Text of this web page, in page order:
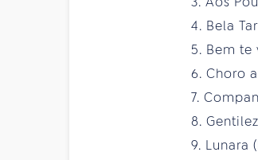
4. Bela
5. Bem te
6. Choro
7.
8.
9. Lunara